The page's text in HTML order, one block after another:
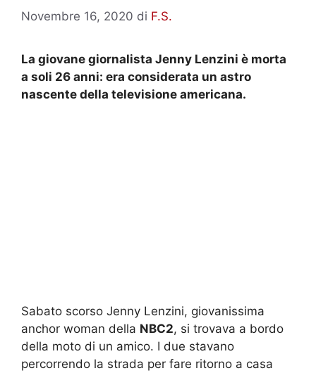
Novembre 16, 2020 di F.S.
La giovane giornalista Jenny Lenzini è morta
a soli 26 anni: era considerata un astro
nascente della televisione americana.
Sabato scorso Jenny Lenzini, giovanissima
anchor woman della NBC2, si trovava a bordo
della moto di un amico. I due stavano
percorrendo la strada per fare ritorno a casa